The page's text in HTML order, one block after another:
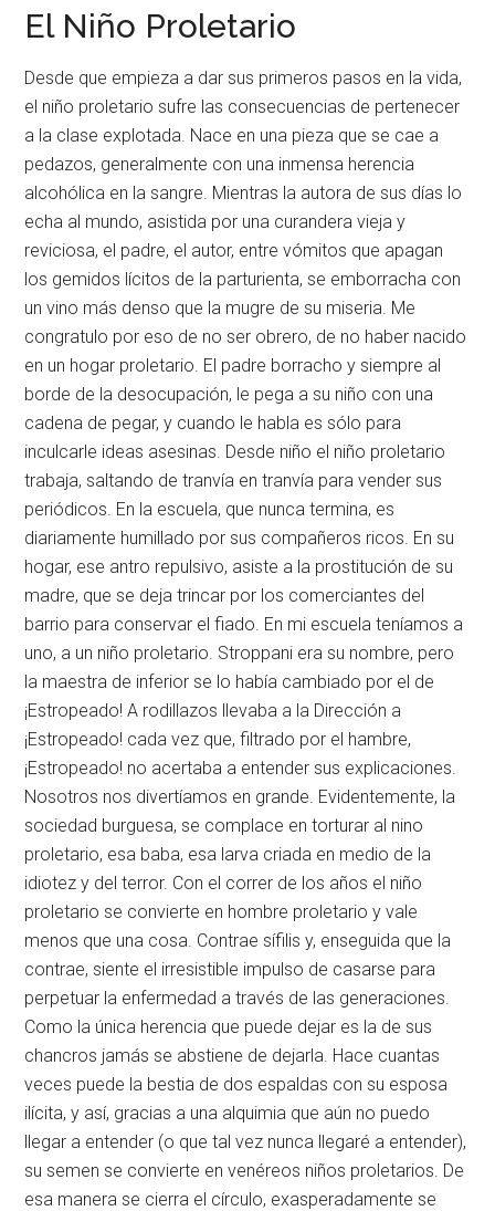
El Niño Proletario
Desde que empieza a dar sus primeros pasos en la vida,
el niño proletario sufre las consecuencias de pertenecer
a la clase explotada. Nace en una pieza que se cae a
pedazos, generalmente con una inmensa herencia
alcohólica en la sangre. Mientras la autora de sus días lo
echa al mundo, asistida por una curandera vieja y
reviciosa, el padre, el autor, entre vómitos que apagan
los gemidos lícitos de la parturienta, se emborracha con
un vino más denso que la mugre de su miseria. Me
congratulo por eso de no ser obrero, de no haber nacido
en un hogar proletario. El padre borracho y siempre al
borde de la desocupación, le pega a su niño con una
cadena de pegar, y cuando le habla es sólo para
inculcarle ideas asesinas. Desde niño el niño proletario
trabaja, saltando de tranvía en tranvía para vender sus
periódicos. En la escuela, que nunca termina, es
diariamente humillado por sus compañeros ricos. En su
hogar, ese antro repulsivo, asiste a la prostitución de su
madre, que se deja trincar por los comerciantes del
barrio para conservar el fiado. En mi escuela teníamos a
uno, a un niño proletario. Stroppani era su nombre, pero
la maestra de inferior se lo había cambiado por el de
¡Estropeado! A rodillazos llevaba a la Dirección a
¡Estropeado! cada vez que, filtrado por el hambre,
¡Estropeado! no acertaba a entender sus explicaciones.
Nosotros nos divertíamos en grande. Evidentemente, la
sociedad burguesa, se complace en torturar al nino
proletario, esa baba, esa larva criada en medio de la
idiotez y del terror. Con el correr de los años el niño
proletario se convierte en hombre proletario y vale
menos que una cosa. Contrae sífilis y, enseguida que la
contrae, siente el irresistible impulso de casarse para
perpetuar la enfermedad a través de las generaciones.
Como la única herencia que puede dejar es la de sus
chancros jamás se abstiene de dejarla. Hace cuantas
veces puede la bestia de dos espaldas con su esposa
ilícita, y así, gracias a una alquimia que aún no puedo
llegar a entender (o que tal vez nunca llegaré a entender),
su semen se convierte en venéreos niños proletarios. De
esa manera se cierra el círculo, exasperadamente se